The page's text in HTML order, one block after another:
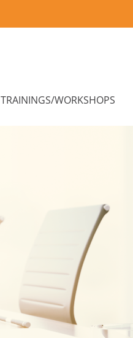
TRAININGS/WORKSHOPS